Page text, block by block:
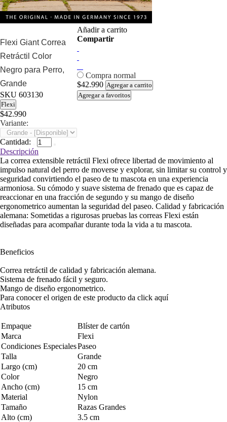
Flexi Giant Correa
Retráctil Color
Negro para Perro,
Grande
SKU 603130
Flexi
$42.990
Variante:
Cantidad:
Añadir a carrito
Compartir
Compra normal
$42.990 Agregar a carrito
Agregar a favoritos
Descripción
La correa extensible retráctil Flexi ofrece libertad de movimiento al
impulso natural del perro de moverse y explorar, sin limitar su control y
seguridad convirtiendo el paseo de tu mascota en una experiencia
armoniosa. Su cómodo y suave sistema de frenado que es capaz de
reaccionar en una fracción de segundo y su mango de diseño
ergonometrico aumentan la seguridad del paseo. Calidad y fabricación
alemana: Sometidas a rigurosas pruebas las correas Flexi están
diseñadas para acompañar durante toda la vida a tu mascota.
Beneficios
Correa retráctil de calidad y fabricación alemana.
Sistema de frenado fácil y seguro.
Mango de diseño ergonometrico.
Para conocer el origen de este producto da click aquí
Atributos
Empaque
Blíster de cartón
Marca
Flexi
Condiciones EspecialesPaseo
Talla
Grande
Largo (cm)
20 cm
Color
Negro
Ancho (cm)
15 cm
Material
Nylon
Tamaño
Razas Grandes
Alto (cm)
3.5 cm